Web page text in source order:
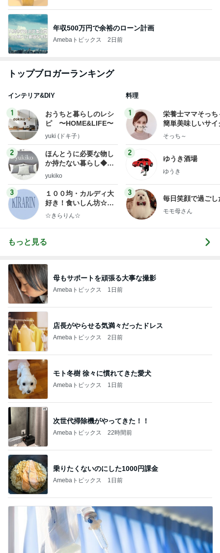
年収500万円で余裕のローン計画
Amebaトピックス 2日前
トップブロガーランキング
インテリア&DIY
1
おうちと暮らしのレシ
ピ 〜HOME&LIFE〜
yuki (ドキ子）
2
ほんとうに必要な物し
か持たない暮らし◆Ke
ep Life Simple◆〜イ
yukiko
3
１００均・カルディ大
好き！食いしん坊☆き
らりん☆のブログ
☆きらりん☆
料理
1
栄養士ママそっち
簡単美味しいサイ
献立
そっち～
2
ゆうき酒場
ゆうき
3
毎日笑顔で過ごし
モモ母さん
もっと見る
母もサポートを頑張る大事な撮影
Amebaトピックス 1日前
店長がやらせる気満々だったドレス
Amebaトピックス 2日前
モト冬樹 徐々に慣れてきた愛犬
Amebaトピックス 1日前
次世代掃除機がやってきた！！
Amebaトピックス 22時間前
乗りたくないのにした1000円課金
Amebaトピックス 1日前